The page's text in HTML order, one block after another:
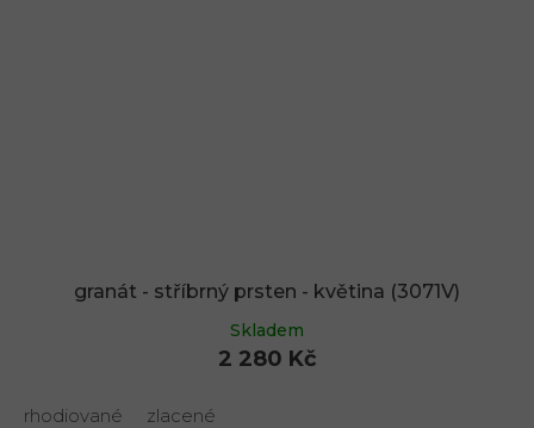
granát - stříbrný prsten - květina (3071V)
Skladem
2 280 Kč
rhodiované zlacené